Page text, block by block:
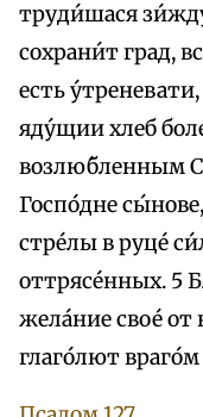
труди́шася
сохрани́т град,
есть
яду́щии хлеб
возлю́бленным
Госпо́дне
стре́лы в руце́
оттрясе́нных. 5
жела́ние свое́ от
глаго́лют